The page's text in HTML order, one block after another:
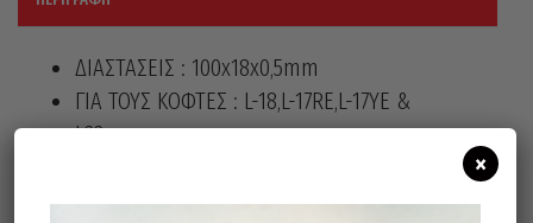
ΔΙΑΣΤΑΣΕΙΣ : 100x18x0,5mm
ΓΙΑ ΤΟΥΣ ΚΟΦΤΕΣ : L-18,L-17RE,L-17YE &
L32
×